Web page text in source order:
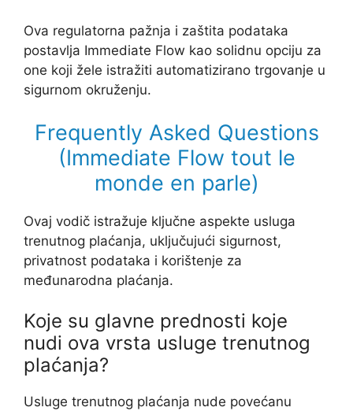
Ova regulatorna pažnja i zaštita podataka
postavlja Immediate Flow kao solidnu opciju za
one koji žele istražiti automatizirano trgovanje u
sigurnom okruženju.
Frequently Asked Questions
(Immediate Flow tout le
monde en parle)
Ovaj vodič istražuje ključne aspekte usluga
trenutnog plaćanja, uključujući sigurnost,
privatnost podataka i korištenje za
međunarodna plaćanja.
Koje su glavne prednosti koje
nudi ova vrsta usluge trenutnog
plaćanja?
Usluge trenutnog plaćanja nude povećanu